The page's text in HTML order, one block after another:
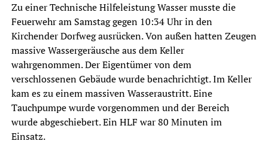
Zu einer Technische Hilfeleistung Wasser musste die
Feuerwehr am Samstag gegen 10:34 Uhr in den
Kirchender Dorfweg ausrücken. Von außen hatten Zeugen
massive Wassergeräusche aus dem Keller
wahrgenommen. Der Eigentümer von dem
verschlossenen Gebäude wurde benachrichtigt. Im Keller
kam es zu einem massiven Wasseraustritt. Eine
Tauchpumpe wurde vorgenommen und der Bereich
wurde abgeschiebert. Ein HLF war 80 Minuten im
Einsatz.